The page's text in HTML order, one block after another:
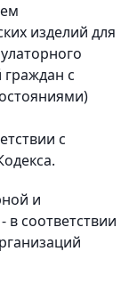
изделий для
с
с
и
соответствии